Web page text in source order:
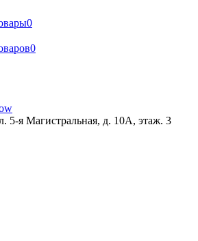
0
0
5-я Магистральная, д. 10А, этаж. 3